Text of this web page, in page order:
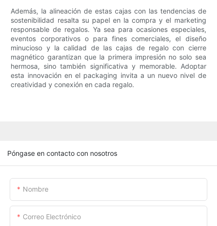
Además, la alineación de estas cajas con las tendencias de
sostenibilidad resalta su papel en la compra y el marketing
responsable de regalos. Ya sea para ocasiones especiales,
eventos corporativos o para fines comerciales, el diseño
minucioso y la calidad de las cajas de regalo con cierre
magnético garantizan que la primera impresión no solo sea
hermosa, sino también significativa y memorable. Adoptar
esta innovación en el packaging invita a un nuevo nivel de
creatividad y conexión en cada regalo.
Póngase en contacto con nosotros
Nombre
Correo Electrónico